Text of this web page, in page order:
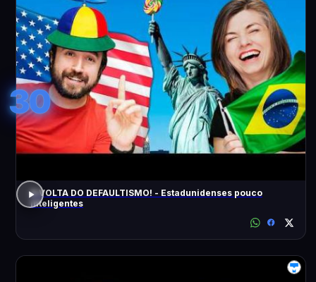
30
A VOLTA DO DEFAULTISMO! - Estadunidenses pouco
inteligentes